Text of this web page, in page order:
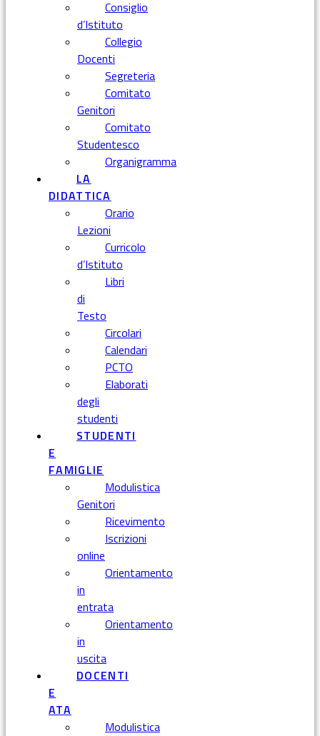
Consiglio
d’Istituto
Collegio
Docenti
Segreteria
Comitato
Genitori
Comitato
Studentesco
Organigramma
LA
DIDATTICA
Orario
Lezioni
Curricolo
d’Istituto
Libri
di
Testo
Circolari
Calendari
PCTO
Elaborati
degli
studenti
STUDENTI
E
FAMIGLIE
Modulistica
Genitori
Ricevimento
Iscrizioni
online
Orientamento
in
entrata
Orientamento
in
uscita
DOCENTI
E
ATA
Modulistica